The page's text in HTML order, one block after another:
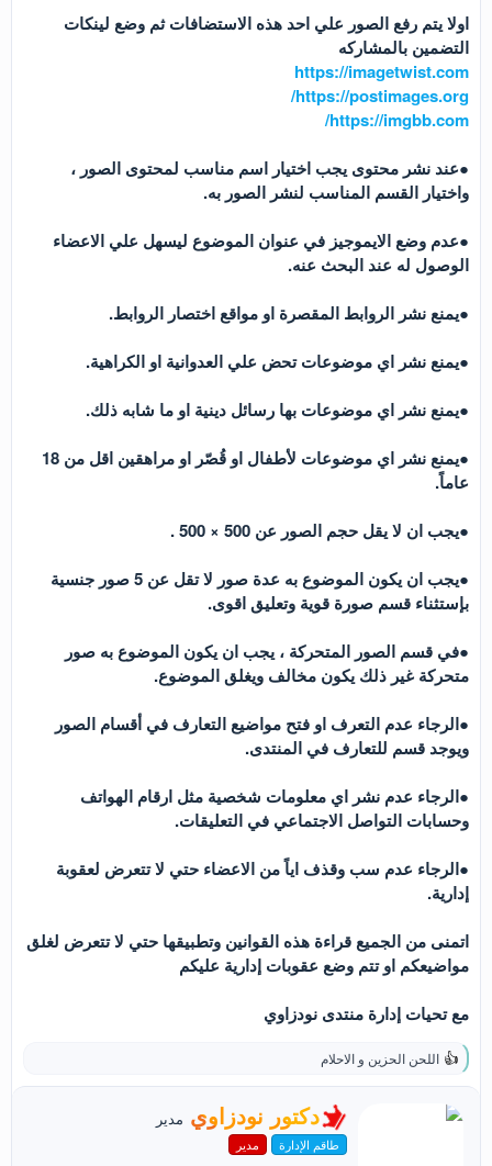
اولا يتم رفع الصور علي احد هذه الاستضافات ثم وضع لينكات
التضمين بالمشاركه
https://imagetwist.com
https://postimages.org/
https://imgbb.com/
●عند نشر محتوى يجب اختيار اسم مناسب لمحتوى الصور ،
واختيار القسم المناسب لنشر الصور به.
●عدم وضع الايموجيز في عنوان الموضوع ليسهل علي الاعضاء
الوصول له عند البحث عنه.
●يمنع نشر الروابط المقصرة او مواقع اختصار الروابط.
●يمنع نشر اي موضوعات تحض علي العدوانية او الكراهية.
●يمنع نشر اي موضوعات بها رسائل دينية او ما شابه ذلك.
●يمنع نشر اي موضوعات لأطفال او قُصّر او مراهقين اقل من 18
عاماً.
●يجب ان لا يقل حجم الصور عن 500 × 500 .
●يجب ان يكون الموضوع به عدة صور لا تقل عن 5 صور جنسية
بإستثناء قسم صورة قوية وتعليق اقوى.
●في قسم الصور المتحركة ، يجب ان يكون الموضوع به صور
متحركة غير ذلك يكون مخالف ويغلق الموضوع.
●الرجاء عدم التعرف او فتح مواضيع التعارف في أقسام الصور
ويوجد قسم للتعارف في المنتدى.
●الرجاء عدم نشر اي معلومات شخصية مثل ارقام الهواتف
وحسابات التواصل الاجتماعي في التعليقات.
●الرجاء عدم سب وقذف اياً من الاعضاء حتي لا تتعرض لعقوبة
إدارية.
اتمنى من الجميع قراءة هذه القوانين وتطبيقها حتي لا تتعرض لغلق
مواضيعكم او تتم وضع عقوبات إدارية عليكم
مع تحيات إدارة منتدى نودزاوي
ل
ف
اللحن الحزين و الاحلام
ك
ب
دكتور نودزاوي مدير
طاقم الإدارة مدير